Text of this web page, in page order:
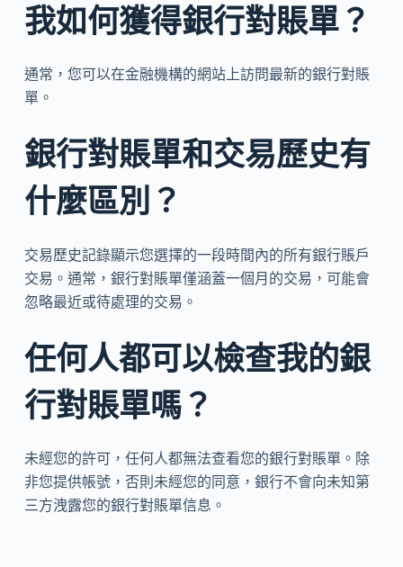
我如何獲得銀行對賬單？
通常，您可以在金融機構的網站上訪問最新的銀行對賬
單。
銀行對賬單和交易歷史有
什麼區別？
交易歷史記錄顯示您選擇的一段時間內的所有銀行賬戶
交易。通常，銀行對賬單僅涵蓋一個月的交易，可能會
忽略最近或待處理的交易。
任何人都可以檢查我的銀
行對賬單嗎？
未經您的許可，任何人都無法查看您的銀行對賬單。除
非您提供帳號，否則未經您的同意，銀行不會向未知第
三方洩露您的銀行對賬單信息。